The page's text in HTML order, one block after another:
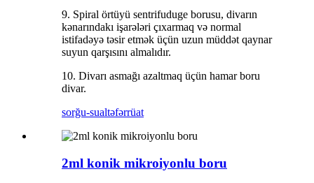
9. Spiral örtüyü sentrifuduge borusu, divarın
kənarındakı işarələri çıxarmaq və normal
istifadəyə təsir etmək üçün uzun müddət qaynar
suyun qarşısını almalıdır.
10. Divarı asmağı azaltmaq üçün hamar boru
divar.
sorğu-sualtəfərrüat
2ml konik mikroiyonlu boru